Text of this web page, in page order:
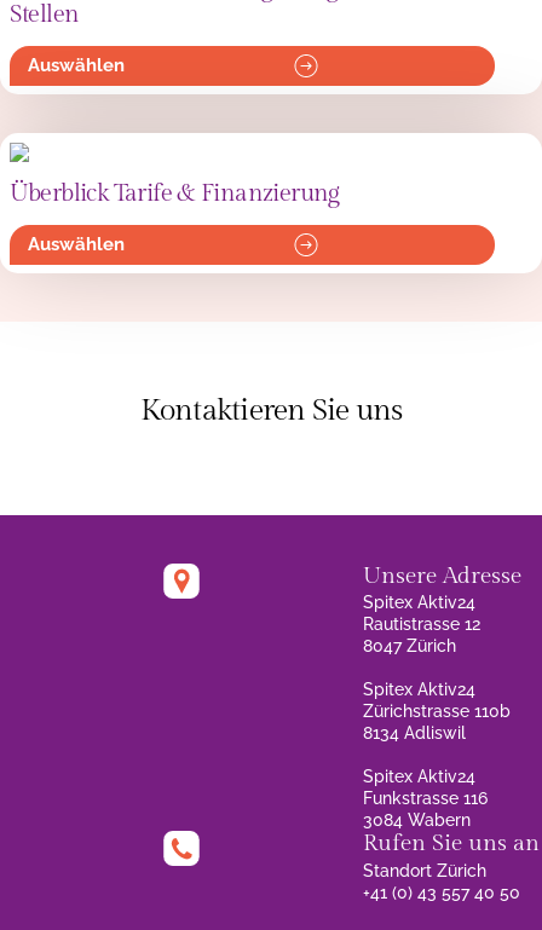
Stellen
Auswählen
Überblick Tarife & Finanzierung
Auswählen
Kontaktieren Sie uns
Unsere Adresse
Spitex Aktiv24
Rautistrasse 12
8047 Zürich
Spitex Aktiv24
Zürichstrasse 110b
8134 Adliswil
Spitex Aktiv24
Funkstrasse 116
3084 Wabern
Rufen Sie uns an
Standort Zürich
+41 (0) 43 557 40 50